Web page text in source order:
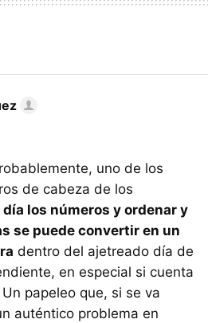
uno de los
de cabeza de los
día los números y ordenar y
se puede convertir en un
dentro del ajetreado día de
en especial si cuenta
papeleo que, si se va
auténtico problema en